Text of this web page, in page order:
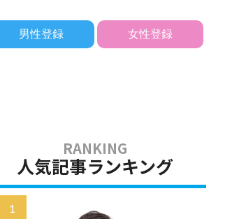
男性登録 女性登録
人気記事ランキング